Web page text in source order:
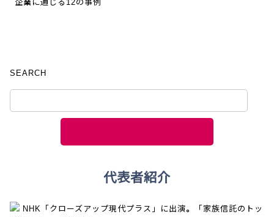
企業に通じる12の事例
SEARCH
代表者紹介
NHK「クローズアップ現代プラス」に出演。「家族信託のトッ